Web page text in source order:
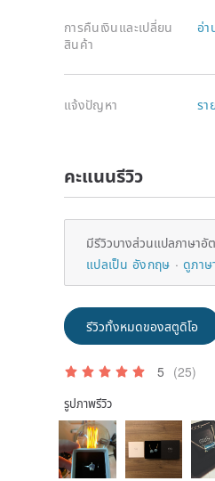
การคืนเงินและเปลี่ยน
สินค้า
อ่า
แจ้งปัญหา รา
คะแนนรีวิว
มีรีวิวบางส่วนแปลภาษาอั
แปลเป็น อังกฤษ
ดูภาษ
รีวิวทั้งหมดของสตูดิโอ
5 (25)
รูปภาพรีวิว